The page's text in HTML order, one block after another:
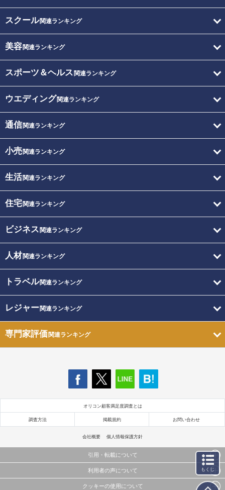
スクール関連ランキング
美容関連ランキング
スポーツ＆ヘルス 関連ランキング
ウエディング関連ランキング
通信関連ランキング
小売関連ランキング
生活関連ランキング
住宅関連ランキング
ビジネス 関連ランキング
人材関連ランキング
トラベル関連ランキング
レジャー関連ランキング
専門家評価関連ランキング
オリコン顧客満足度調査とは
調査方法 掲載規約 お問い合わせ
会社概要 個人情報保護方針
引用・転載について
当サイトで公開されている情報（文字、写真、イラスト、画像データ等）及びこれらの配置・
利用者の声について
当サイトに掲載している内容はすべてサービスの利用者が提出された見解・感想です。
クッキーの使用について
もくじ